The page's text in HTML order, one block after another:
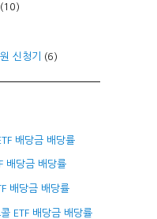
(10)
신청기
(6)
배당금 배당률
배당금 배당률
배당금 배당률
ETF 배당금 배당률